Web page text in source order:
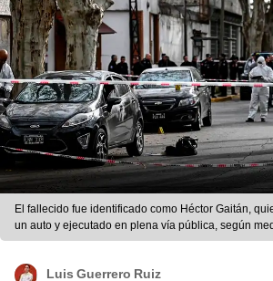
El fallecido fue identificado como Héctor Gaitán,
un auto y ejecutado en plena vía pública, según
composición LR/El Litoral/referencial
Luis Guerrero Ruiz